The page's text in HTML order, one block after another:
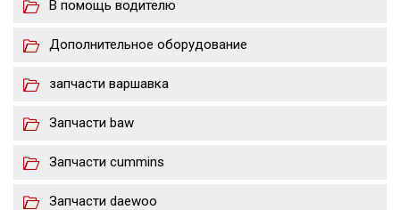
В помощь водителю
Дополнительное оборудование
запчасти варшавка
Запчасти baw
Запчасти cummins
Запчасти daewoo